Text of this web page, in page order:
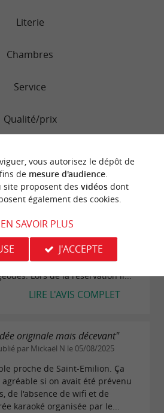
Literie
Chambres
Service
Qualité/prix
par cindygJ7539YC le 02/11/2025
début novembre, après nous
d’une valeur de 200 €.
le domaine Jean-got pour
Lors de la réservation il...
LIRE L'AVIS COMPLET
originale mais décevant"
par Mickaël N le 05/08/2025
proche de Saint-Emilion. Ça
si on avait été prévenu
de l'absence de wifi et de
karaoké organisée par le...
vous autorisez le dépôt de
de mesure d'audience.
site proposent des vidéosdont
également des cookies.
EN SAVOIR PLUS
J'ACCEPTE